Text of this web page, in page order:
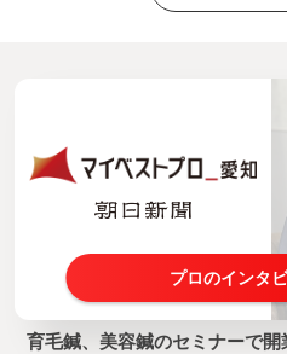
プロのインタ
育毛鍼、美容鍼のセミナーで